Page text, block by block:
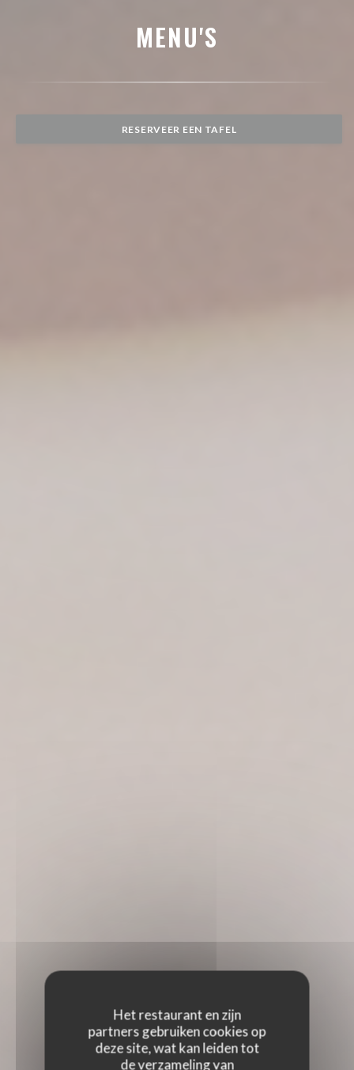
Het restaurant en zijn
partners gebruiken cookies op
deze site, wat kan leiden tot
de verzameling van
MENU'S
RESERVEER EEN TAFEL